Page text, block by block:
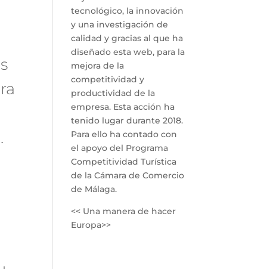
tecnológico, la innovación
y una investigación de
calidad y gracias al que ha
diseñado esta web, para la
mejora de la
competitividad y
productividad de la
empresa. Esta acción ha
tenido lugar durante 2018.
Para ello ha contado con
el apoyo del Programa
Competitividad Turística
de la Cámara de Comercio
de Málaga.
<< Una manera de hacer
Europa>>